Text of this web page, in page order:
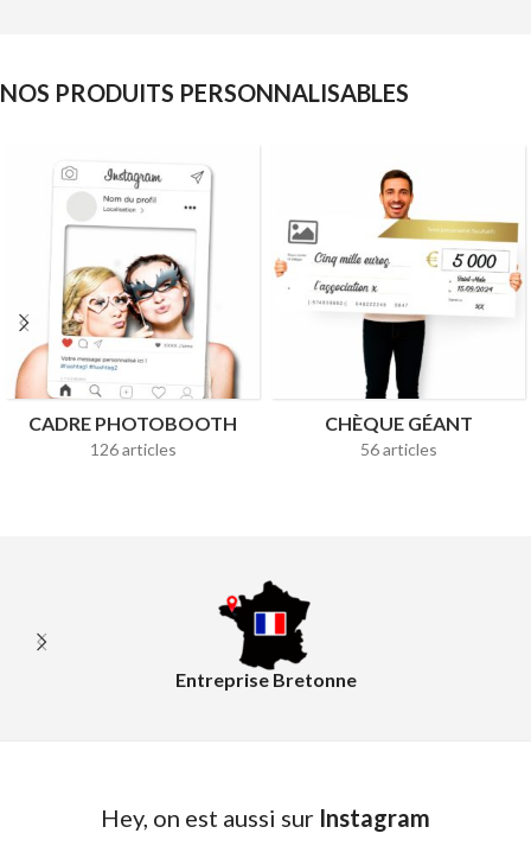
NOS PRODUITS PERSONNALISABLES
CADRE PHOTOBOOTH
126 articles
CHÈQUE GÉANT
56 articles
Entreprise Bretonne
Hey, on est aussi sur Instagram